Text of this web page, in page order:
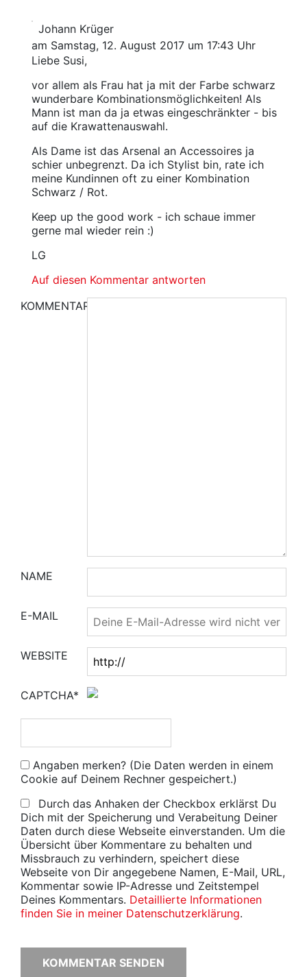
Johann Krüger
am Samstag, 12. August 2017 um 17:43 Uhr
Liebe Susi,
vor allem als Frau hat ja mit der Farbe schwarz
wunderbare Kombinationsmöglichkeiten! Als
Mann ist man da ja etwas eingeschränkter - bis
auf die Krawattenauswahl.
Als Dame ist das Arsenal an Accessoires ja
schier unbegrenzt. Da ich Stylist bin, rate ich
meine Kundinnen oft zu einer Kombination
Schwarz / Rot.
Keep up the good work - ich schaue immer
gerne mal wieder rein :)
LG
Auf diesen Kommentar antworten
KOMMENTAR
NAME
E-MAIL
WEBSITE
CAPTCHA*
Angaben merken? (Die Daten werden in einem
Cookie auf Deinem Rechner gespeichert.)
Durch das Anhaken der Checkbox erklärst Du
Dich mit der Speicherung und Verabeitung Deiner
Daten durch diese Webseite einverstanden. Um die
Übersicht über Kommentare zu behalten und
Missbrauch zu verhindern, speichert diese
Webseite von Dir angegebene Namen, E-Mail, URL,
Kommentar sowie IP-Adresse und Zeitstempel
Deines Kommentars. Detaillierte Informationen
finden Sie in meiner Datenschutzerklärung.